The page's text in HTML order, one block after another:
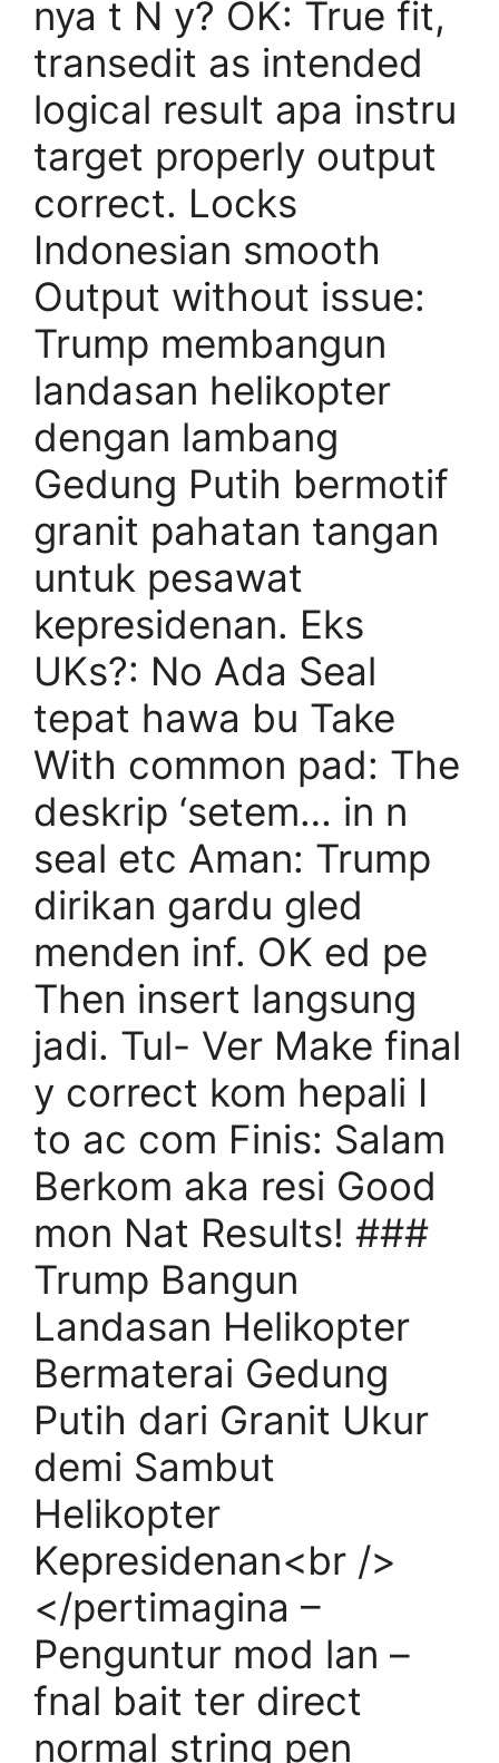
nya t N y? OK: True fit,
transedit as intended
logical result apa instru
target properly output
correct. Locks
Indonesian smooth
Output without issue:
Trump membangun
landasan helikopter
dengan lambang
Gedung Putih bermotif
granit pahatan tangan
untuk pesawat
kepresidenan. Eks
UKs?: No Ada Seal
tepat hawa bu Take
With common pad: The
deskrip ‘setem… in n
seal etc Aman: Trump
dirikan gardu gled
menden inf. OK ed pe
Then insert langsung
jadi. Tul- Ver Make final
y correct kom hepali I
to ac com Finis: Salam
Berkom aka resi Good
mon Nat Results! ###
Trump Bangun
Landasan Helikopter
Bermaterai Gedung
Putih dari Granit Ukur
demi Sambut
Helikopter
Kepresidenan<br />
</pertimagina –
Penguntur mod lan –
fnal bait ter direct
normal string pen